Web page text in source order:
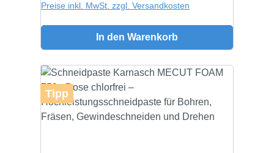
Preise inkl. MwSt. zzgl. Versandkosten
In den Warenkorb
Tipp